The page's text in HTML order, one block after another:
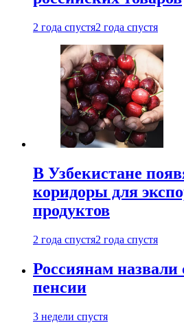
2 года спустя2 года спустя
В Узбекистане
коридоры для
продуктов
2 года спустя2 года спустя
Россиянам назвали
пенсии
3 недели спустя